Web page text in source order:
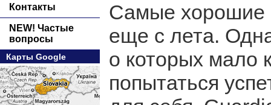
Контакты
NEW! Частые
вопросы
Карты Google
Самые хорошие
еще с лета.
о которых мало
попытаться